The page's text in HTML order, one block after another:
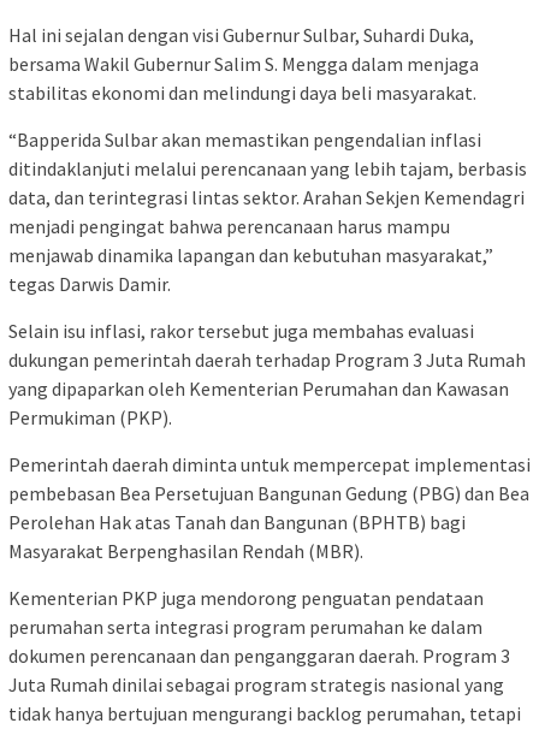
Hal ini sejalan dengan visi Gubernur Sulbar, Suhardi Duka,
bersama Wakil Gubernur Salim S. Mengga dalam menjaga
stabilitas ekonomi dan melindungi daya beli masyarakat.
“Bapperida Sulbar akan memastikan pengendalian inflasi
ditindaklanjuti melalui perencanaan yang lebih tajam, berbasis
data, dan terintegrasi lintas sektor. Arahan Sekjen Kemendagri
menjadi pengingat bahwa perencanaan harus mampu
menjawab dinamika lapangan dan kebutuhan masyarakat,”
tegas Darwis Damir.
Selain isu inflasi, rakor tersebut juga membahas evaluasi
dukungan pemerintah daerah terhadap Program 3 Juta Rumah
yang dipaparkan oleh Kementerian Perumahan dan Kawasan
Permukiman (PKP).
Pemerintah daerah diminta untuk mempercepat implementasi
pembebasan Bea Persetujuan Bangunan Gedung (PBG) dan Bea
Perolehan Hak atas Tanah dan Bangunan (BPHTB) bagi
Masyarakat Berpenghasilan Rendah (MBR).
Kementerian PKP juga mendorong penguatan pendataan
perumahan serta integrasi program perumahan ke dalam
dokumen perencanaan dan penganggaran daerah. Program 3
Juta Rumah dinilai sebagai program strategis nasional yang
tidak hanya bertujuan mengurangi backlog perumahan, tetapi